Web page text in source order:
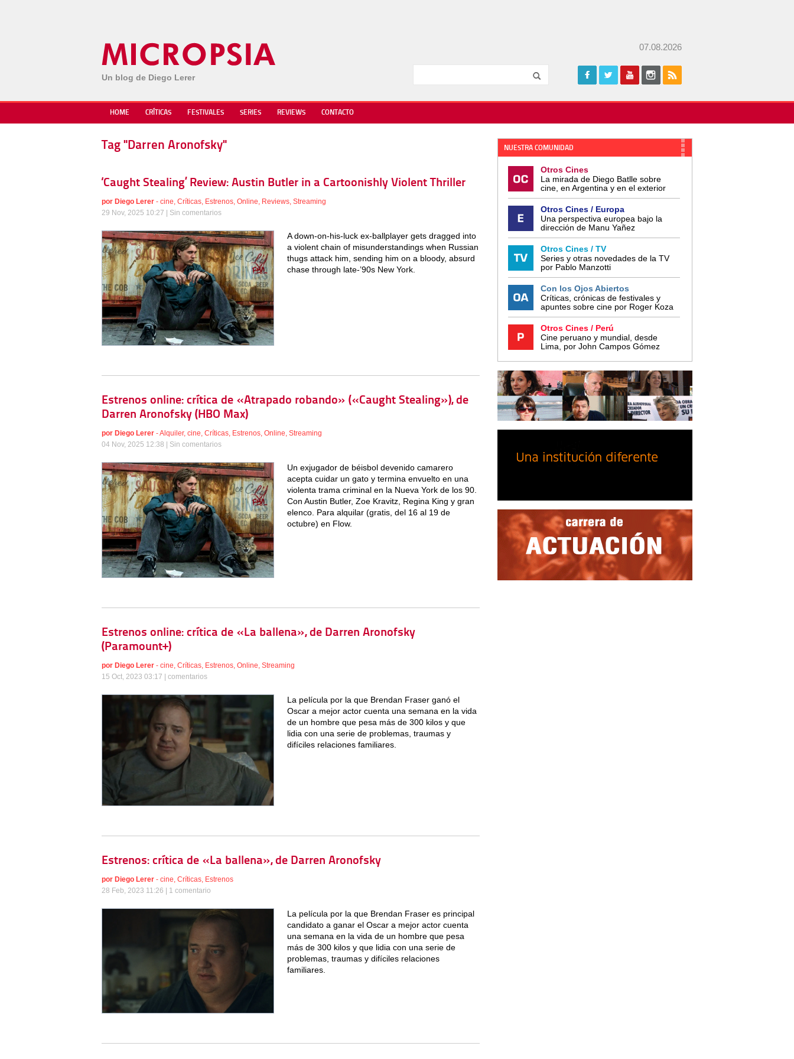
Un blog de Diego Lerer
07.08.2026
HOME CRÍTICAS FESTIVALES SERIES REVIEWS CONTACTO
Tag "Darren Aronofsky"
‘Caught Stealing’ Review: Austin Butler in a Cartoonishly Violent Thriller
por Diego Lerer - cine, Críticas, Estrenos, Online, Reviews, Streaming
29 Nov, 2025 10:27 | Sin comentarios
A down-on-his-luck ex-ballplayer gets dragged into
a violent chain of misunderstandings when Russian
thugs attack him, sending him on a bloody, absurd
chase through late-’90s New York.
Estrenos online: crítica de «Atrapado robando» («Caught Stealing»), de
Darren Aronofsky (HBO Max)
por Diego Lerer -Alquiler, cine, Críticas, Estrenos, Online, Streaming
04 Nov, 2025 12:38 | Sin comentarios
Un exjugador de béisbol devenido camarero
acepta cuidar un gato y termina envuelto en una
violenta trama criminal en la Nueva York de los 90.
Con Austin Butler, Zoe Kravitz, Regina King y gran
elenco. Para alquilar (gratis, del 16 al 19 de
octubre) en Flow.
Estrenos online: crítica de «La ballena», de Darren Aronofsky
(Paramount+)
por Diego Lerer - cine Críticas Estrenos Online Streaming
15 Oct, 2023 03:17 | comentarios
La película por la que Brendan Fraser ganó el
Oscar a mejor actor cuenta una semana en la vida
de un hombre que pesa más de 300 kilos y que
lidia con una serie de problemas, traumas y
difíciles relaciones familiares.
Estrenos: crítica de «La ballena», de Darren Aronofsky
por Diego Lerer - cine Críticas Estrenos
28 Feb, 2023 11:26 | 1 comentario
La película por la que Brendan Fraser es principal
candidato a ganar el Oscar a mejor actor cuenta
una semana en la vida de un hombre que pesa
más de 300 kilos y que lidia con una serie de
problemas, traumas y difíciles relaciones
familiares.
NUESTRA COMUNIDAD
Otros Cines
La mirada de Diego Batlle sobre
cine, en Argentina y en el exterior
Otros Cines / Europa
Una perspectiva europea bajo la
dirección de Manu Yañez
Otros Cines / TV
Series y otras novedades de la TV
por Pablo Manzotti
Con los Ojos Abiertos
Críticas, crónicas de festivales y
apuntes sobre cine por Roger Koza
Otros Cines / Perú
Cine peruano y mundial, desde
Lima, por John Campos Gómez